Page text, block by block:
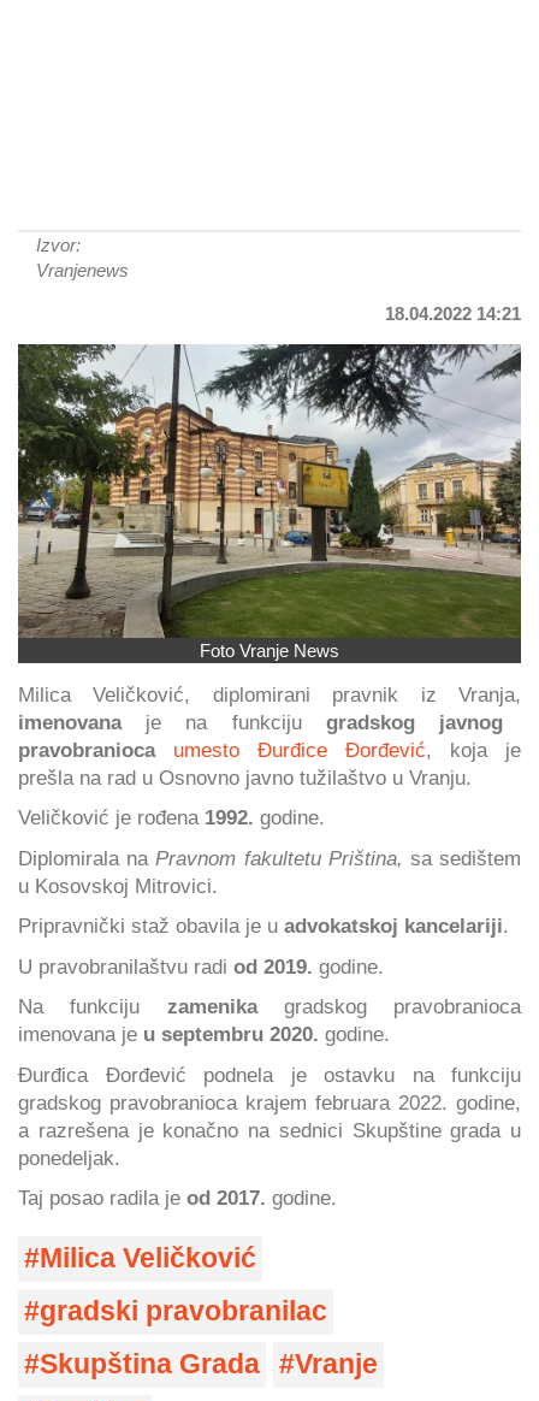
Izvor:
Vranjenews
18.04.2022 14:21
Foto Vranje News
Milica Veličković, diplomirani pravnik iz Vranja,
imenovanaje na funkciju gradskog javnog
pravobranioca
umesto Đurđice Đorđević, koja je
prešla na rad u Osnovno javno tužilaštvo u Vranju.
Veličković je rođena 1992. godine.
Diplomirala naPravnom fakultetu Priština, sa sedištem
u Kosovskoj Mitrovici.
Pripravnički staž obavila je u advokatskoj kancelariji.
U pravobranilaštvu radi od 2019. godine.
Na funkciju zamenikagradskog pravobranioca
imenovana je u septembru 2020. godine.
Đurđica Đorđević podnela je ostavku na funkciju
gradskog pravobranioca krajem februara 2022. godine,
a razrešena je konačno na sednici Skupštine grada u
ponedeljak.
Taj posao radila je od 2017. godine.
Milica Veličković
gradski pravobranilac
Skupština Grada
Vranje